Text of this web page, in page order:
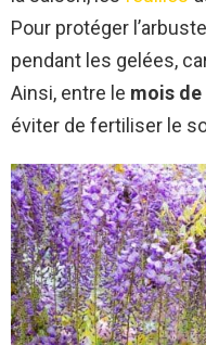
Pour protéger
pendant les gelées,
Ainsi, entre le mois
éviter de fertiliser le